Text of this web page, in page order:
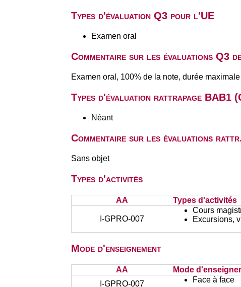
Types d'évaluation Q3 pour l'UE
Examen oral
Commentaire sur les évaluations Q3
Examen oral, 100% de la note, durée
Types d'évaluation rattrapage BAB1
Néant
Commentaire sur les évaluations
Sans objet
Types d'activités
AA Types d'activités
I-GPRO-007
Cours
Excursions,
Mode d'enseignement
AA
Mode
I-GPRO-007
Face à face